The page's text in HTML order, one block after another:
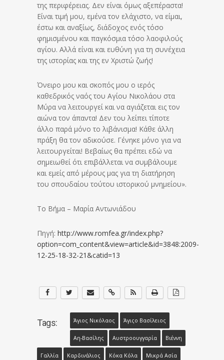
της περιφέρειας. Δεν είναι όμως αξεπέραστα!
Είναι τιμή μου, εμένα τον ελάχιστο, να είμαι,
έστω και αναξίως, διάδοχος ενός τόσο
φημισμένου και παγκόσμια τόσο λαοφιλούς
αγίου. Αλλά είναι και ευθύνη για τη συνέχεια
της ιστορίας και της εν Χριστώ ζωής!
Όνειρο μου και σκοπός μου ο ιερός
καθεδρικός ναός του Αγίου Νικολάου στα
Μύρα να λειτουργεί και να αγιάζεται εις τον
αιώνα τον άπαντα! Δεν του λείπει τίποτε
άλλο παρά μόνο το λιβάνισμα! Κάθε άλλη
πράξη θα τον αδικούσε. Γένηκε μόνο για να
λειτουργείται! Βεβαίως θα πρέπει εδώ να
σημειωθεί ότι επιβάλλεται να συμβάλουμε
και εμείς από μέρους μας για τη διατήρηση
του σπουδαίου τούτου ιστορικού μνημείου».
To Βήμα – Μαρία Αντωνιάδου
Πηγή: http://www.romfea.gr/index.php?
option=com_content&view=article&id=3848:2009-
12-25-18-32-21&catid=13
Tags: Άγιος Νικόλαος Άγιςο Βασίλειος
Αη-Βασίλης Αυστροουγγαρία Βιέννη
Γαλλία Καρδινάλιος Κόκα Κόλα Μικρά Ασία